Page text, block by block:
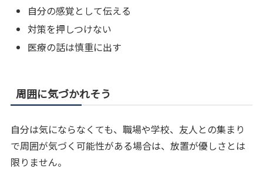
自分の感覚として伝える
対策を押しつけない
医療の話は慎重に出す
周囲に気づかれそう
自分は気にならなくても、職場や学校、友人との集まり
で周囲が気づく可能性がある場合は、放置が優しさとは
限りません。